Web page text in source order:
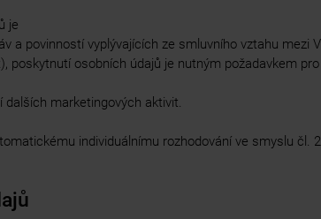
je
a povinností vyplývajících ze smluvního vztahu
poskytnutí osobních údajů je nutným požadavkem
dalších marketingových aktivit.
individuálnímu rozhodování ve smyslu čl.